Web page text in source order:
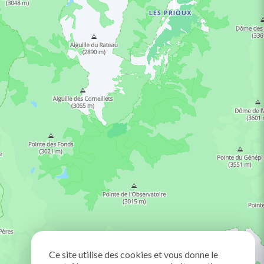
Ce site utilise des cookies et vous donne le